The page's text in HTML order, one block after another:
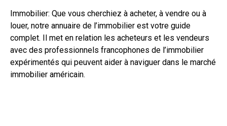
Immobilier: Que vous cherchiez à acheter, à vendre ou à
louer, notre annuaire de l’immobilier est votre guide
complet. Il met en relation les acheteurs et les vendeurs
avec des professionnels francophones de l’immobilier
expérimentés qui peuvent aider à naviguer dans le marché
immobilier américain.